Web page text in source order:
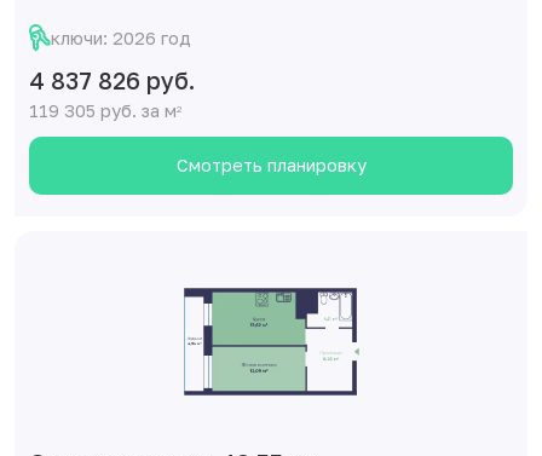
ключи: 2026 год
4 837 826 руб.
119 305 руб. за м2
Смотреть планировку